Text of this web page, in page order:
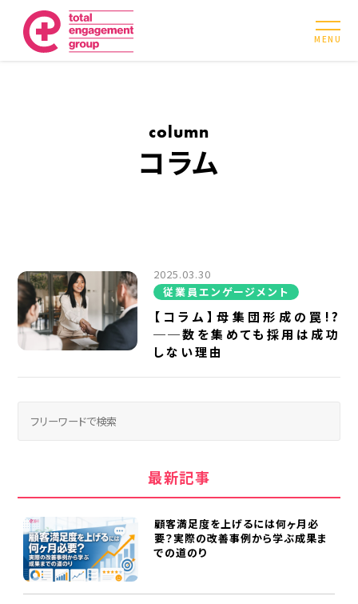
MENU
column
コラム
2025.03.30
従業員エンゲージメント
【コラム】母集団形成の罠!?
──数を集めても採用は成功
しない理由
最新記事
顧客満足度を上げるには何ヶ月必
要？実際の改善事例から学ぶ成果ま
での道のり